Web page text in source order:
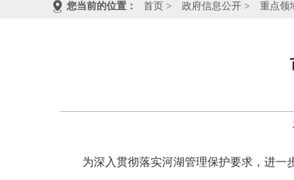
您当前的位置： 首页 > 政府信息公开 > 重点领
为深入贯彻落实河湖管理保护要求，进一